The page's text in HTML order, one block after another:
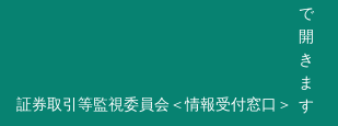
証券取引等監視委員会＜情報受付窓口＞